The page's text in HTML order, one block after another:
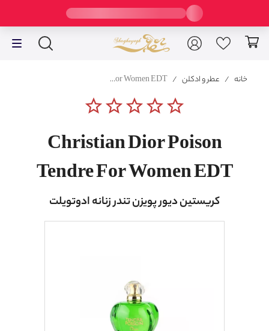
خانه / عطر و ادکلن /
Christian Dior Poison Tendre For Women EDT
star_borderstar_borderstar_borderstar_borderstar_border
Christian Dior Poison
Tendre For Women EDT
کریستین دیور پویزن تندر زنانه ادوتویلت